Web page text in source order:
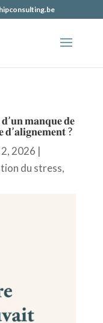
𝐝’𝐮𝐧 𝐦𝐚𝐧𝐪𝐮𝐞 𝐝𝐞
?
2, 2026 |
du stress,